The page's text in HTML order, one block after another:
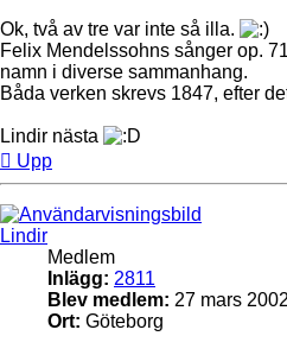
Ok, två av tre var inte så illa.
Felix Mendelssohns sånger op.
namn i diverse sammanhang.
Båda verken skrevs 1847, efter
Lindir nästa
Upp
Lindir
Medlem
Inlägg: 2811
Blev medlem: 27 mars
Ort: Göteborg